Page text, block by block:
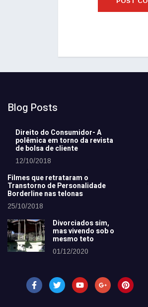
Blog Posts
Direito do Consumidor- A
polêmica em torno da revista
de bolsa de cliente
12/10/2018
Filmes que retrataram o
Transtorno de Personalidade
Borderline nas telonas
25/10/2018
Divorciados sim,
mas vivendo sob o
mesmo teto
01/12/2020